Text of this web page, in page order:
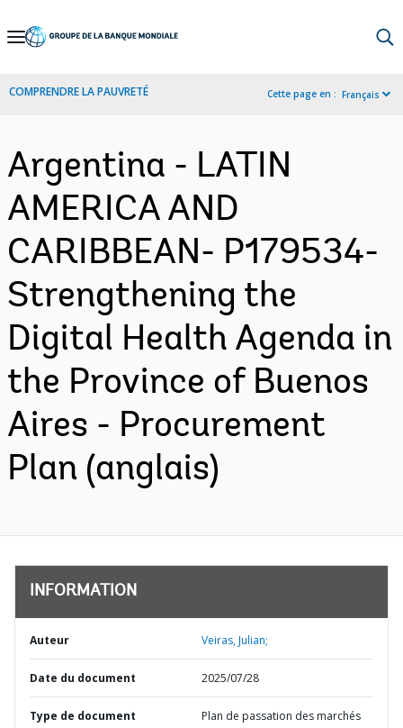
Skip
Navigation
COMPRENDRE LA PAUVRETÉ Cette page en : Français
Argentina - LATIN
AMERICA AND
CARIBBEAN- P179534-
Strengthening the
Digital Health Agenda in
the Province of Buenos
Aires - Procurement
Plan (anglais)
INFORMATION
Auteur Veiras, Julian;
Date du document 2025/07/28
Type de document Plan de passation des marchés